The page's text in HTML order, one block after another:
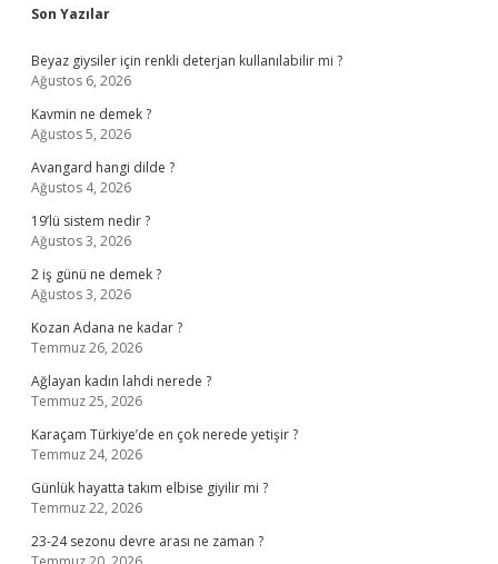
Sidebar
Son Yazılar
Beyaz giysiler için renkli deterjan kullanılabilir mi ?
Ağustos 6, 2026
Kavmin ne demek ?
Ağustos 5, 2026
Avangard hangi dilde ?
Ağustos 4, 2026
19’lü sistem nedir ?
Ağustos 3, 2026
2 iş günü ne demek ?
Ağustos 3, 2026
Kozan Adana ne kadar ?
Temmuz 26, 2026
Ağlayan kadın lahdi nerede ?
Temmuz 25, 2026
Karaçam Türkiye’de en çok nerede yetişir ?
Temmuz 24, 2026
Günlük hayatta takım elbise giyilir mi ?
Temmuz 22, 2026
23-24 sezonu devre arası ne zaman ?